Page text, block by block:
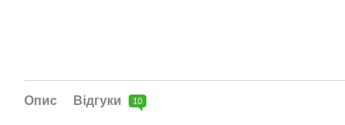
Опис Відгуки 10